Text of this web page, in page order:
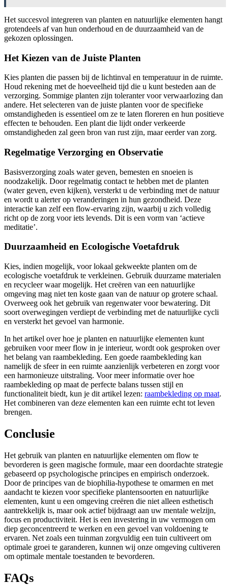
Het succesvol integreren van planten en natuurlijke elementen hangt
grotendeels af van hun onderhoud en de duurzaamheid van de
gekozen oplossingen.
Het Kiezen van de Juiste Planten
Kies planten die passen bij de lichtinval en temperatuur in de ruimte.
Houd rekening met de hoeveelheid tijd die u kunt besteden aan de
verzorging. Sommige planten zijn toleranter voor verwaarlozing dan
andere. Het selecteren van de juiste planten voor de specifieke
omstandigheden is essentieel om ze te laten floreren en hun positieve
effecten te behouden. Een plant die lijdt onder verkeerde
omstandigheden zal geen bron van rust zijn, maar eerder van zorg.
Regelmatige Verzorging en Observatie
Basisverzorging zoals water geven, bemesten en snoeien is
noodzakelijk. Door regelmatig contact te hebben met de planten
(water geven, even kijken), versterkt u de verbinding met de natuur
en wordt u alerter op veranderingen in hun gezondheid. Deze
interactie kan zelf een flow-ervaring zijn, waarbij u zich volledig
richt op de zorg voor iets levends. Dit is een vorm van ‘actieve
meditatie’.
Duurzaamheid en Ecologische Voetafdruk
Kies, indien mogelijk, voor lokaal gekweekte planten om de
ecologische voetafdruk te verkleinen. Gebruik duurzame materialen
en recycleer waar mogelijk. Het creëren van een natuurlijke
omgeving mag niet ten koste gaan van de natuur op grotere schaal.
Overweeg ook het gebruik van regenwater voor bewatering. Dit
soort overwegingen verdiept de verbinding met de natuurlijke cycli
en versterkt het gevoel van harmonie.
In het artikel over hoe je planten en natuurlijke elementen kunt
gebruiken voor meer flow in je interieur, wordt ook gesproken over
het belang van raambekleding. Een goede raambekleding kan
namelijk de sfeer in een ruimte aanzienlijk verbeteren en zorgt voor
een harmonieuze uitstraling. Voor meer informatie over hoe
raambekleding op maat de perfecte balans tussen stijl en
functionaliteit biedt, kun je dit artikel lezen: raambekleding op maat.
Het combineren van deze elementen kan een ruimte echt tot leven
brengen.
Conclusie
Het gebruik van planten en natuurlijke elementen om flow te
bevorderen is geen magische formule, maar een doordachte strategie
gebaseerd op psychologische principes en empirisch onderzoek.
Door de principes van de biophilia-hypothese te omarmen en met
aandacht te kiezen voor specifieke plantensoorten en natuurlijke
elementen, kunt u een omgeving creëren die niet alleen esthetisch
aantrekkelijk is, maar ook actief bijdraagt aan uw mentale welzijn,
focus en productiviteit. Het is een investering in uw vermogen om
diep geconcentreerd te werken en een gevoel van voldoening te
ervaren. Net zoals een tuinman zorgvuldig een tuin cultiveert om
optimale groei te garanderen, kunnen wij onze omgeving cultiveren
om optimale mentale toestanden te bevorderen.
FAQs